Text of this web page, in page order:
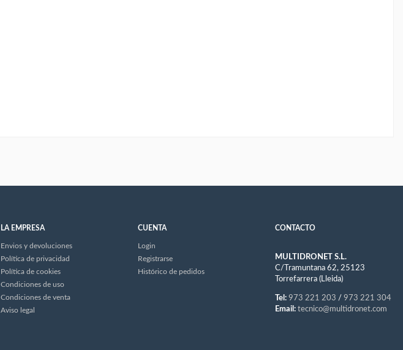
LA EMPRESA
Envios y devoluciones
Política de privacidad
Política de cookies
Condiciones de uso
Condiciones de venta
Aviso legal
CUENTA
Login
Registrarse
Histórico de pedidos
CONTACTO
MULTIDRONET S.L.
C/Tramuntana 62, 25123
Torrefarrera (Lleida)
Tel: 973 221 203 / 973 221 304
Email: tecnico@multidronet.com